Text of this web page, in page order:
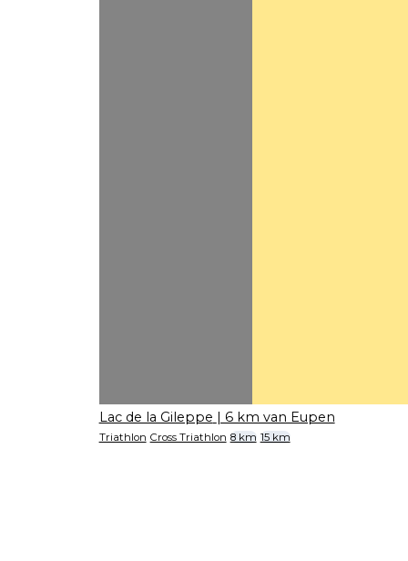
Lac de la Gileppe | 6 km van Eupen
Triathlon Cross Triathlon 8 km 15 km